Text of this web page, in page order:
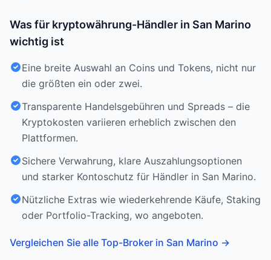
Was für kryptowährung-Händler in San Marino
wichtig ist
Eine breite Auswahl an Coins und Tokens, nicht nur
die größten ein oder zwei.
Transparente Handelsgebühren und Spreads – die
Kryptokosten variieren erheblich zwischen den
Plattformen.
Sichere Verwahrung, klare Auszahlungsoptionen
und starker Kontoschutz für Händler in San Marino.
Nützliche Extras wie wiederkehrende Käufe, Staking
oder Portfolio-Tracking, wo angeboten.
Vergleichen Sie alle Top-Broker in San Marino →